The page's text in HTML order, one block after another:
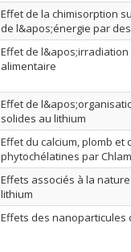
Effet de la chimisorption
de l&apos;énergie par
Effet de
alimentaire
Effet de
solides au lithium
Effet du calcium, plomb
phytochélatines par
Effets associés à la
lithium
Effets des nanoparticules